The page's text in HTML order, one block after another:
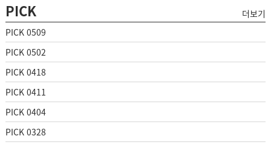
PICK
더보기
PICK 0509
PICK 0502
PICK 0418
PICK 0411
PICK 0404
PICK 0328